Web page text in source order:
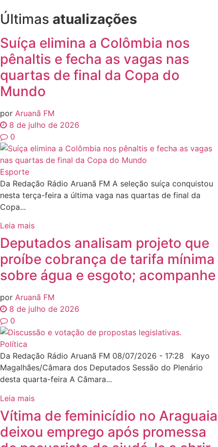
Últimas atualizações
Suíça elimina a Colômbia nos
pênaltis e fecha as vagas nas
quartas de final da Copa do
Mundo
por Aruanã FM
8 de julho de 2026
0
Esporte
Da Redação Rádio Aruanã FM A seleção suíça conquistou
nesta terça-feira a última vaga nas quartas de final da
Copa...
Leia mais
Deputados analisam projeto que
proíbe cobrança de tarifa mínima
sobre água e esgoto; acompanhe
por Aruanã FM
8 de julho de 2026
0
Política
Da Redação Rádio Aruanã FM 08/07/2026 - 17:28 Kayo
Magalhães/Câmara dos Deputados Sessão do Plenário
desta quarta-feira A Câmara...
Leia mais
Vítima de feminicídio no Araguaia
deixou emprego após promessa